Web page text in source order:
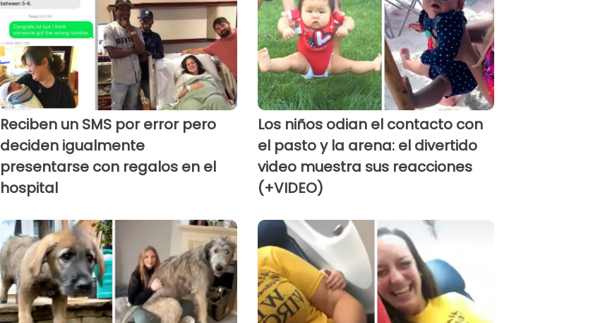
Reciben un SMS por error pero
deciden igualmente
presentarse con regalos en el
hospital
Los niños odian el contacto con
el pasto y la arena: el divertido
video muestra sus reacciones
(+VIDEO)